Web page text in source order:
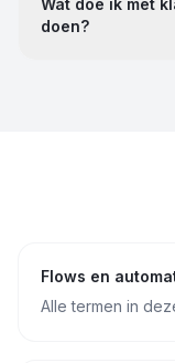
Wat doe ik met
doen?
Flows en
Alle termen in